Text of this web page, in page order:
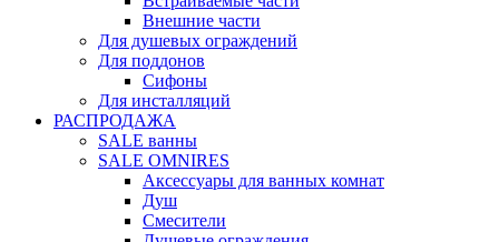
Внешние части
Для душевых ограждений
Для поддонов
Сифоны
Для инсталляций
РАСПРОДАЖА
SALE ванны
SALE OMNIRES
Аксессуары для ванных комнат
Душ
Смесители